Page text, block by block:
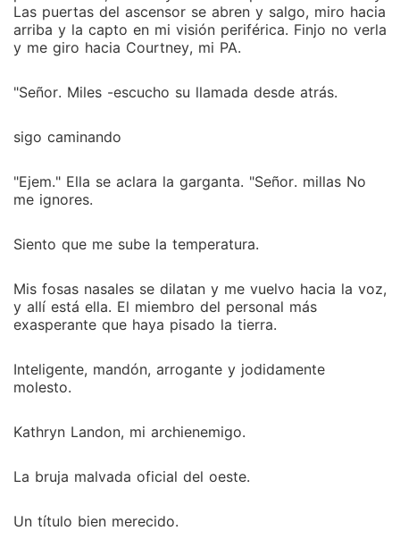
estoy enamorando en línea?
Las puertas del ascensor se abren y salgo, miro hacia
arriba y la capto en mi visión periférica. Finjo no verla
y me giro hacia Courtney, mi PA.
"Señor. Miles -escucho su llamada desde atrás.
sigo caminando
"Ejem." Ella se aclara la garganta. "Señor. millas No
me ignores.
Siento que me sube la temperatura.
Mis fosas nasales se dilatan y me vuelvo hacia la voz,
y allí está ella. El miembro del personal más
exasperante que haya pisado la tierra.
Inteligente, mandón, arrogante y jodidamente
molesto.
Kathryn Landon, mi archienemigo.
La bruja malvada oficial del oeste.
Un título bien merecido.